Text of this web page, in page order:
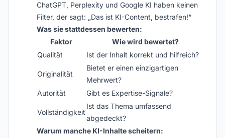
ChatGPT, Perplexity und Google KI haben keinen
Filter, der sagt: „Das ist KI-Content, bestrafen!“
Was sie stattdessen bewerten:
Faktor
Wie wird bewertet?
Qualität
Ist der Inhalt korrekt und hilfreich?
Originalität
Bietet er einen einzigartigen
Mehrwert?
Autorität
Gibt es Expertise-Signale?
Vollständigkeit
Ist das Thema umfassend
abgedeckt?
Warum manche KI-Inhalte scheitern: